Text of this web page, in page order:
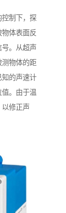
控制下，探
体表面反
。从超声
物体的距
知的声速计
。由于温
修正声